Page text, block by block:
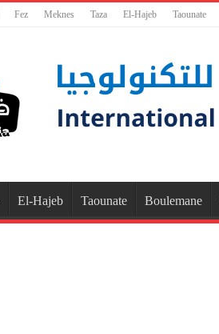
Fez Meknes Taza El-Hajeb Taounate
El-Hajeb Taounate Boulemane